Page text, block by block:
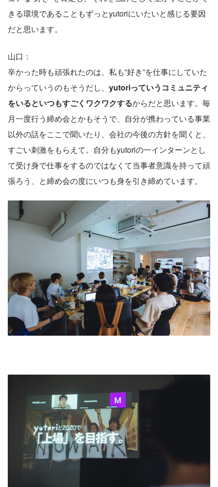
きる環境であることもずっとyutoriにいたいと感じる要因
だと思います。
山口：
辛かった時も頑張れたのは、私も”好き”を仕事にしていた
からっていうのもそうだし、 yutoriっていうコミュニティ
をいるといつもすごくワクワクするからだと思います。毎
月一度行う締め会とかもそうで、自分が携わっている事業
以外の話をここで聞いたり、会社の今後の方針を聞くと、
すごい刺激をもらえて。自分もyutoriの一インターンとし
て受け身で仕事をするのではなくて当事者意識を持って頑
張ろう、と締め会の度にいつも身を引き締めています。